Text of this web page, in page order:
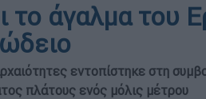
το άγαλμα του
εντοπίστηκε στη
πλάτους ενός μόλις μέτρου